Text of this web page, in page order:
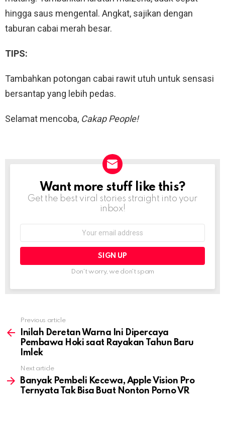
hingga saus mengental. Angkat, sajikan dengan
taburan cabai merah besar.
TIPS:
Tambahkan potongan cabai rawit utuh untuk sensasi
bersantap yang lebih pedas.
Selamat mencoba, Cakap People!
NEWSLETTER
Want more stuff like this?
Get the best viral stories straight into your
inbox!
Don't worry, we don't spam
more
Previous article
Inilah Deretan Warna Ini Dipercaya
Pembawa Hoki saat Rayakan Tahun Baru
Imlek
Next article
Banyak Pembeli Kecewa, Apple Vision Pro
Ternyata Tak Bisa Buat Nonton Porno VR